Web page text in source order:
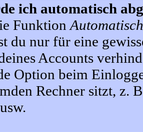
ich automatisch
Funktion
du nur für eine
Accounts
Option beim
Rechner sitzt, z.